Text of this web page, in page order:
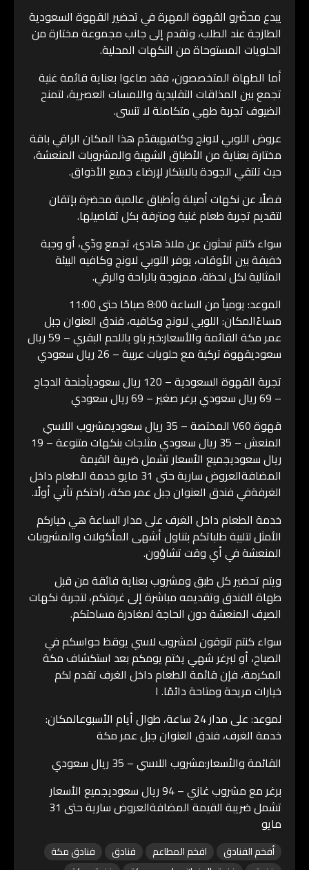
يبدع محضّرو القهوة المهرة في تحضير القهوة السعودية
الطازجة عند الطلب، وتقدم إلى جانب مجموعة مختارة من
الحلويات المستوحاة من النكهات المحلية.
أما الطهاة المتخصصون، فقد صاغوا بعناية قائمة غنية
تجمع بين المذاقات التقليدية واللمسات العصرية، لتمنح
الضيوف تجربة طهي متكاملة لا تنسى.
عروض اللوبي لاونج وكافيهيقدّم هذا المكان الراقي باقة
مختارة بعناية من الأطباق الشهية والمشروبات المنعشة،
حيث تلتقي الجودة بالابتكار لإرضاء جميع الأذواق.
فضلًا عن نكهات أصيلة وأطباق عالمية محضرة بإتقان
لتقديم تجربة طعام غنية ومترفة بكل تفاصيلها.
سواء كنتم تبحثون عن ملاذ هادئ، تجمع ودّي، أو وجبة
خفيفة بين الأوقات، يوفر اللوبي لاونج وكافيه البيئة
المثالية لكل لحظة، ممزوجة بالراحة والرقي.
الموعد: يومياً من الساعة 8:00 صباحًا حتى 11:00
مساءًالمكان: اللوبي لاونج وكافيه، فندق العنوان جبل
عمر مكة القائمة والأسعار:خبز باو باللحم البقري – 59 ريال
سعوديقهوة تركية مع حلويات عربية – 26 ريال سعودي
تجربة القهوة السعودية – 120 ريال سعوديأجنحة الدجاج
– 69 ريال سعودي برغر صغير – 69 ريال سعودي
قهوة V60 المختصة – 35 ريال سعوديمشروب اللاسي
المنعش – 35 ريال سعودي مثلجات بنكهات متنوعة – 19
ريال سعوديجميع الأسعار تشمل ضريبة القيمة
المضافةالعروض سارية حتى 31 مايو خدمة الطعام داخل
الغرفةفي فندق العنوان جبل عمر مكة، راحتكم تأتي أولًا.
خدمة الطعام داخل الغرف على مدار الساعة هي خياركم
الأمثل لتلبية طلباتكم بتناول أشهى المأكولات والمشروبات
المنعشة في أي وقت تشاؤون.
ويتم تحضير كل طبق ومشروب بعناية فائقة من قبل
طهاة الفندق وتقديمه مباشرة إلى غرفتكم، لتجربة نكهات
الصيف المنعشة دون الحاجة لمغادرة مساحتكم.
سواء كنتم تتوقون لمشروب لاسي يوقظ حواسكم في
الصباح، أو لبرغر شهي يختم يومكم بعد استكشاف مكة
المكرمة، فإن قائمة الطعام داخل الغرف تقدم لكم
خيارات مريحة ومتاحة دائمًا. ا
لموعد: على مدار 24 ساعة، طوال أيام الأسبوعالمكان:
خدمة الغرف، فندق العنوان جبل عمر مكة
القائمة والأسعار:مشروب اللاسي – 35 ريال سعودي
برغر مع مشروب غازي – 94 ريال سعوديجميع الأسعار
تشمل ضريبة القيمة المضافةالعروض سارية حتى 31
مايو
أفخم الفنادق افخم المطاعم فنادق
فنادق مكة